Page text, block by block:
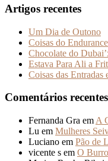
Artigos recentes
Um Dia de Outono
Coisas do
Chocolate do
Estava Para Ali a
Coisas das Entradas
Comentários recentes
Fernanda Gra em A
Lu em Mulheres
Luciano em Pão de
vicente s em O